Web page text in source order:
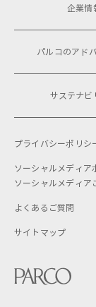
企業情
パルコのアド
サステナビ
プライバシーポリシ
ソーシャルメディア
ソーシャルメディア
よくあるご質問
サイトマップ